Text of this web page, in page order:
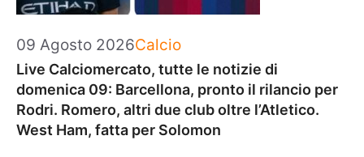
09 Agosto 2026Categorie
Calcio
Live Calciomercato, tutte le notizie di
domenica 09: Barcellona, pronto il rilancio per
Rodri. Romero, altri due club oltre l’Atletico.
West Ham, fatta per Solomon